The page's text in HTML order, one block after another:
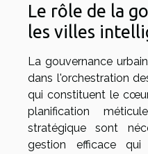
Le rôle de la
les villes
La gouvernance
dans l'orchestration
qui constituent le
planification
stratégique sont
gestion efficace